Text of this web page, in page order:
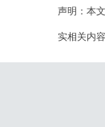
声明：本
实相关内容